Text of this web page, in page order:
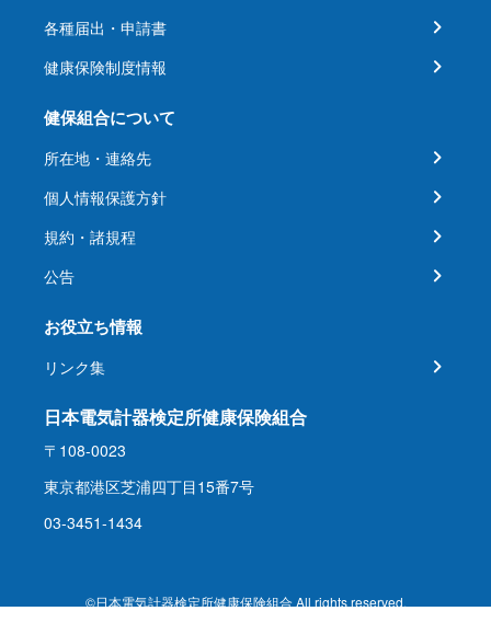
各種届出・申請書
健康保険制度情報
健保組合について
所在地・連絡先
個人情報保護方針
規約・諸規程
公告
お役立ち情報
リンク集
日本電気計器検定所健康保険組合
〒108-0023
東京都港区芝浦四丁目15番7号
03-3451-1434
©日本電気計器検定所健康保険組合 All rights reserved.